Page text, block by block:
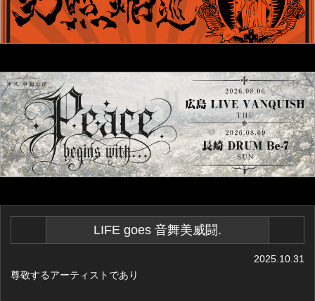
LIFE goes 音舞美威闘.
2025.10.31
尊敬するアーティストであり